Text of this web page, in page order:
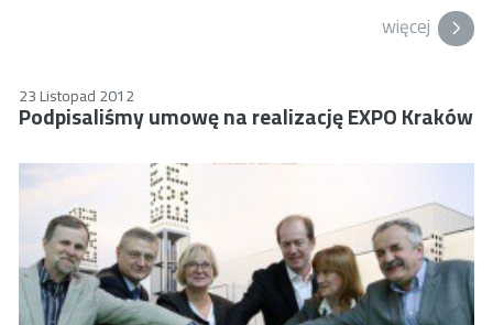
więcej
23 Listopad 2012
Podpisaliśmy umowę na realizację EXPO Kraków